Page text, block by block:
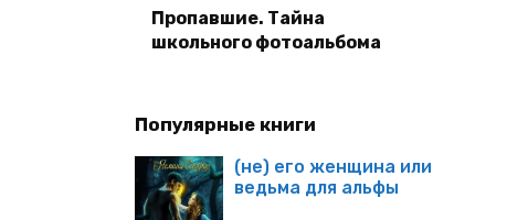
Пропавшие. Тайна
школьного фотоальбома
Популярные книги
(не) его женщина или
ведьма для альфы